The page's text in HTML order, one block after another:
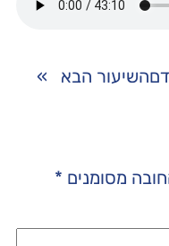
השיעור הבא »
מסומנים *